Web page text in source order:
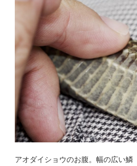
アオダイショウのお腹。幅の広い鱗